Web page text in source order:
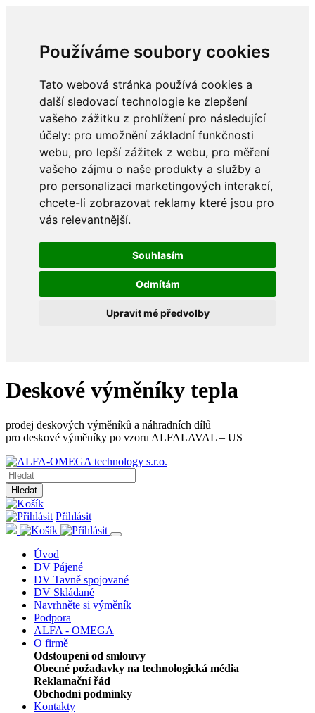
Používáme soubory cookies
Tato webová stránka používá cookies a
další sledovací technologie ke zlepšení
vašeho zážitku z prohlížení pro následující
účely: pro umožnění základní funkčnosti
webu, pro lepší zážitek z webu, pro měření
vašeho zájmu o naše produkty a služby a
pro personalizaci marketingových interakcí,
chcete-li zobrazovat reklamy které jsou pro
vás relevantnější.
Souhlasím
Odmítám
Upravit mé předvolby
Deskové výměníky tepla
prodej deskových výměníků a náhradních dílů
pro deskové výměníky po vzoru ALFALAVAL – US
Hledat
Přihlásit
Úvod
DV Pájené
DV Tavně spojované
DV Skládané
Navrhněte si výměník
Podpora
ALFA - OMEGA
O firmě
Odstoupení od smlouvy
Obecné požadavky na technologická média
Reklamační řád
Obchodní podmínky
Kontakty